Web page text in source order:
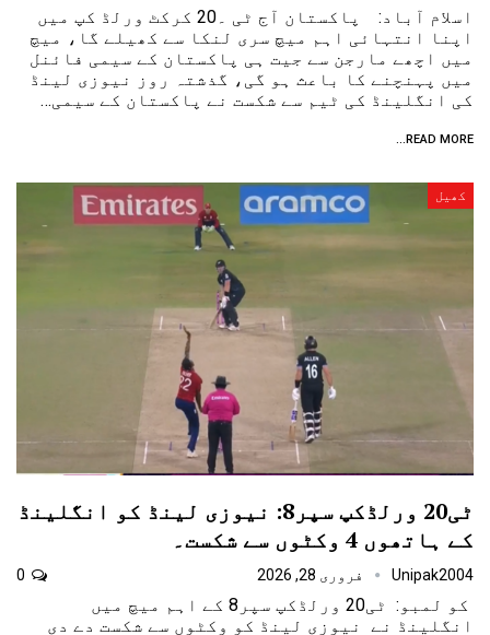
اسلام آباد: پاکستان آج ٹی ۔20 کرکٹ ورلڈ کپ میں
اپنا انتہائی اہم میچ سری لنکا سے کھیلے گا، میچ
میں اچھے مارجن سے جیت ہی پاکستان کے سیمی فائنل
میں پہنچنے کا باعث ہو گی، گذشتہ روز نیوزی لینڈ
کی انگلینڈ کی ٹیم سے شکست نے پاکستان کے سیمی…
READ MORE...
کھیل
ٹی20 ورلڈکپ سپر8: نیوزی لینڈ کو انگلینڈ
کے ہاتھوں 4 وکٹوں سے شکست۔
Unipak2004 فروری 28, 2026
کو لمبو: ٹی20 ورلڈکپ سپر8 کے اہم میچ میں
انگلینڈ نے نیوزی لینڈ کو وکٹوں سے شکست دے دی